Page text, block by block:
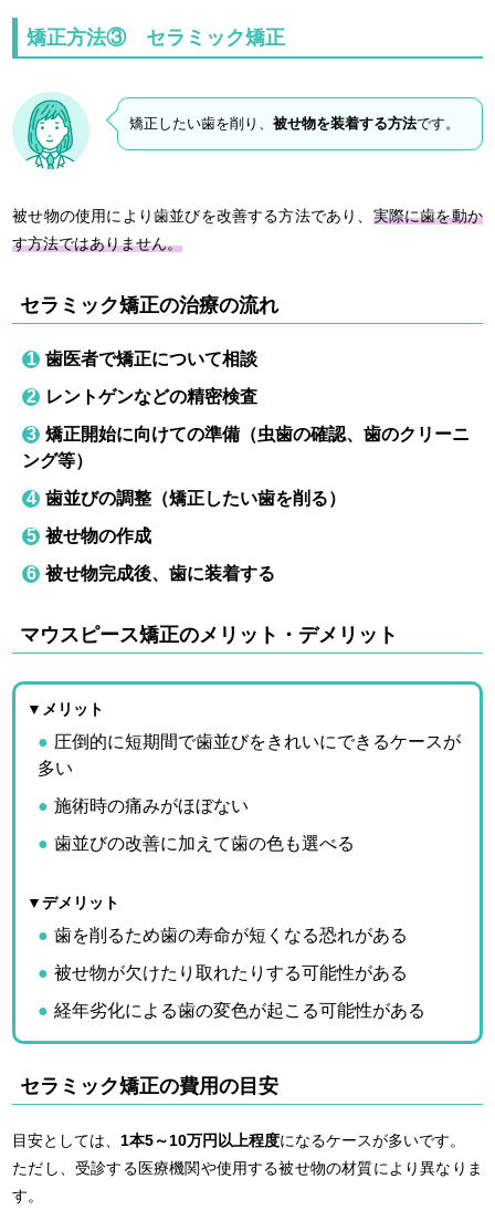
矯正方法③ セラミック矯正
矯正したい歯を削り、被せ物を装着する方法です。
被せ物の使用により歯並びを改善する方法であり、 実際に歯を動か
す方法ではありません。
セラミック矯正の治療の流れ
歯医者で矯正について相談
レントゲンなどの精密検査
矯正開始に向けての準備（虫歯の確認、歯のクリーニ
ング等）
歯並びの調整（矯正したい歯を削る）
被せ物の作成
被せ物完成後、歯に装着する
マウスピース矯正のメリット・デメリット
▼メリット
圧倒的に短期間で歯並びをきれいにできるケースが
多い
施術時の痛みがほぼない
歯並びの改善に加えて歯の色も選べる
▼デメリット
歯を削るため歯の寿命が短くなる恐れがある
被せ物が欠けたり取れたりする可能性がある
経年劣化による歯の変色が起こる可能性がある
セラミック矯正の費用の目安
目安としては、1本5～10万円以上程度になるケースが多いです。
ただし、受診する医療機関や使用する被せ物の材質により異なりま
す。